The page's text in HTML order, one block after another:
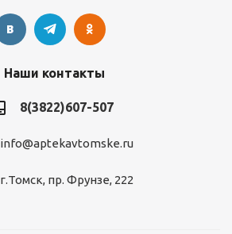
Наши контакты
8(3822)607-507
info@aptekavtomske.ru
г.Томск, пр. Фрунзе, 222